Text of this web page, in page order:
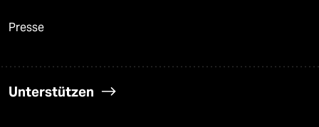
Presse
Unterstützen